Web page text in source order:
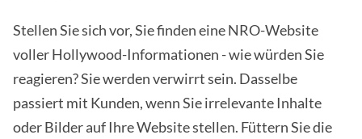
Stellen Sie sich vor, Sie finden eine NRO-Website
voller Hollywood-Informationen - wie würden Sie
reagieren? Sie werden verwirrt sein. Dasselbe
passiert mit Kunden, wenn Sie irrelevante Inhalte
oder Bilder auf Ihre Website stellen. Füttern Sie die